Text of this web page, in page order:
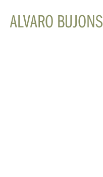
ALVARO BUJONS